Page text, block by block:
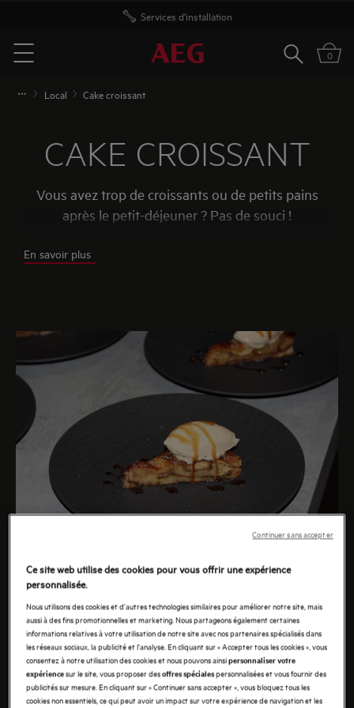
Services d'installation
Menu
Rechercher
0
Local Cake croissant
CAKE CROISSANT
Vous avez trop de croissants ou de petits pains
après le petit-déjeuner ? Pas de souci !
cette recette astucieuse du chef Bryce Steba. Une
En savoir plus
Pour 2 à 3 portions
4 à 6 restes de croissants ou autres petits pains
1 œuf
200 ml de lait
75 gr de sucre
75 ml d'eau
Ce site web utilise des cookies pour vous offrir une expérience
personnalisée.
Nous utilisons des cookies et d'autres technologies similaires pour améliorer notre site, mais
aussi à des fins promotionnelles et marketing. Nous partageons également certaines
informations relatives à votre utilisation de notre site avec nos partenaires spécialisés dans
les réseaux sociaux, la publicité et l'analyse. En cliquant sur « Accepter tous les cookies », vous
consentez à notre utilisation des cookies et nous pouvons ainsipersonnaliser votre
expériencesur le site, vous proposer desoffres spécialespersonnalisées et vous fournir des
publicités sur mesure. En cliquant sur « Continuer sans accepter », vous bloquez tous les
cookies non essentiels, ce qui peut avoir un impact sur votre expérience de navigation et les
Continuer sans accepter